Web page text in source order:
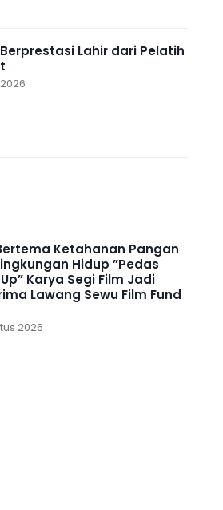
Lahir dari Pelatih
Ketahanan Pangan
Hidup ”Pedas
Karya Segi Film Jadi
Lawang Sewu Film Fund
2026